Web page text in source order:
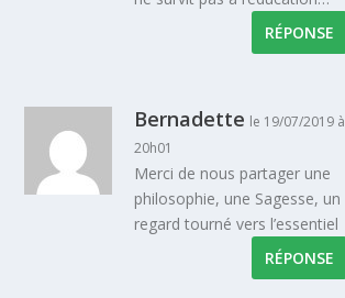
RÉPONSE
Bernadette le 19/07/2019 à
20h01
Merci de nous partager une
philosophie, une Sagesse, un
regard tourné vers l’essentiel
RÉPONSE